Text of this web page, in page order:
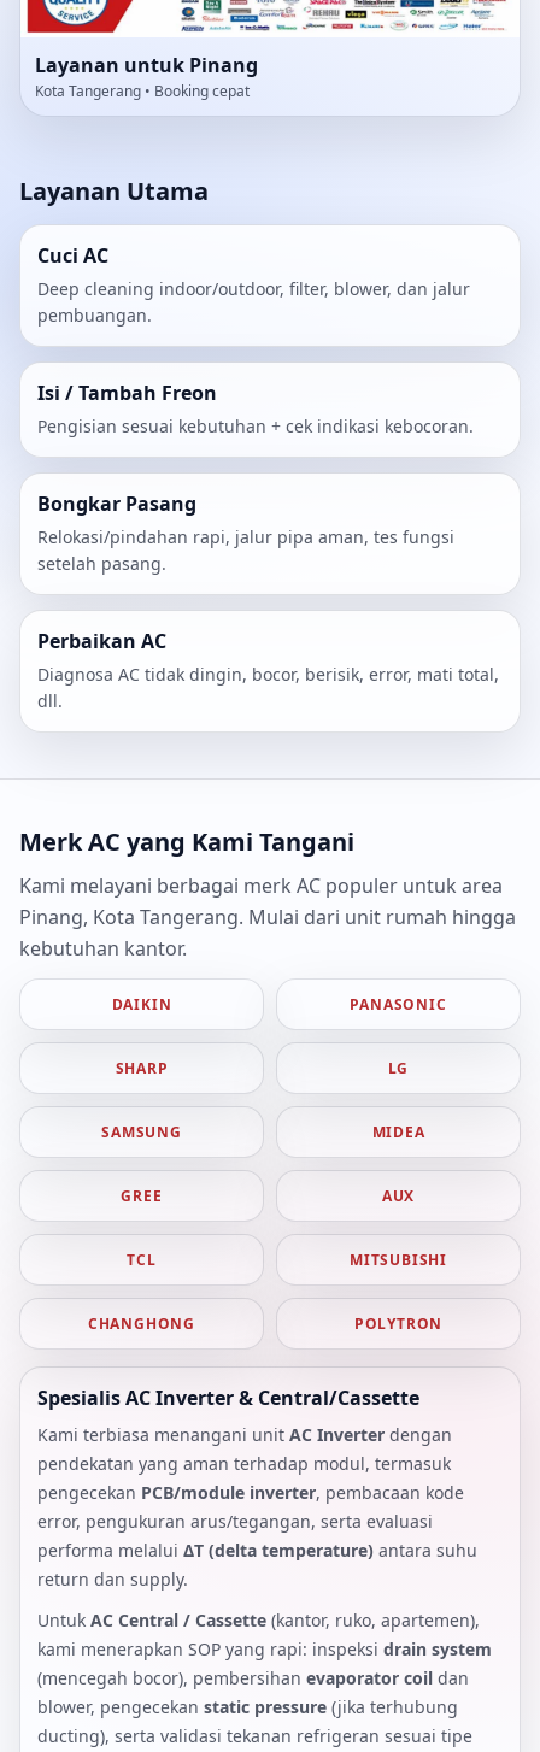
Layanan untuk Pinang
Kota Tangerang • Booking cepat
Layanan Utama
Cuci AC
Deep cleaning indoor/outdoor, filter, blower, dan jalur
pembuangan.
Isi / Tambah Freon
Pengisian sesuai kebutuhan + cek indikasi kebocoran.
Bongkar Pasang
Relokasi/pindahan rapi, jalur pipa aman, tes fungsi
setelah pasang.
Perbaikan AC
Diagnosa AC tidak dingin, bocor, berisik, error, mati total,
dll.
Merk AC yang Kami Tangani
Kami melayani berbagai merk AC populer untuk area
Pinang, Kota Tangerang. Mulai dari unit rumah hingga
kebutuhan kantor.
DAIKIN PANASONIC
SHARP LG
SAMSUNG MIDEA
GREE AUX
TCL MITSUBISHI
CHANGHONG POLYTRON
Spesialis AC Inverter & Central/Cassette
Kami terbiasa menangani unit AC Inverter dengan
pendekatan yang aman terhadap modul, termasuk
pengecekan PCB/module inverter, pembacaan kode
error, pengukuran arus/tegangan, serta evaluasi
performa melalui ΔT (delta temperature) antara suhu
return dan supply.
Untuk AC Central / Cassette (kantor, ruko, apartemen),
kami menerapkan SOP yang rapi: inspeksi drain system
(mencegah bocor), pembersihan evaporator coil dan
blower, pengecekan static pressure (jika terhubung
ducting), serta validasi tekanan refrigeran sesuai tipe